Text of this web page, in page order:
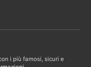
i più famosi, sicuri e